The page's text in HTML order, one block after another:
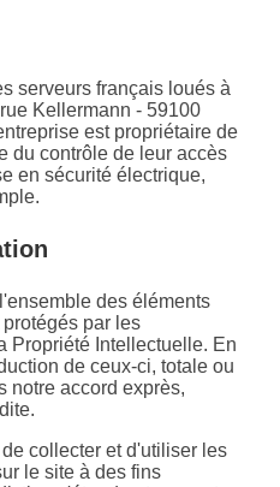
serveurs français loués à
Kellermann - 59100
est propriétaire de
du contrôle de leur accès
en sécurité électrique,
l'ensemble des éléments
par les
Propriété Intellectuelle. En
de ceux-ci, totale ou
notre accord exprès,
de collecter et d'utiliser les
le site à des fins